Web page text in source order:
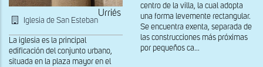
Iglesia de San Esteban
Urriés
La iglesia es la principal
edificación del conjunto urbano,
situada en la plaza mayor en el
centro de la villa, la cual adopta
una forma levemente rectangular.
Se encuentra exenta, separada de
las construcciones más próximas
por pequeños ca...